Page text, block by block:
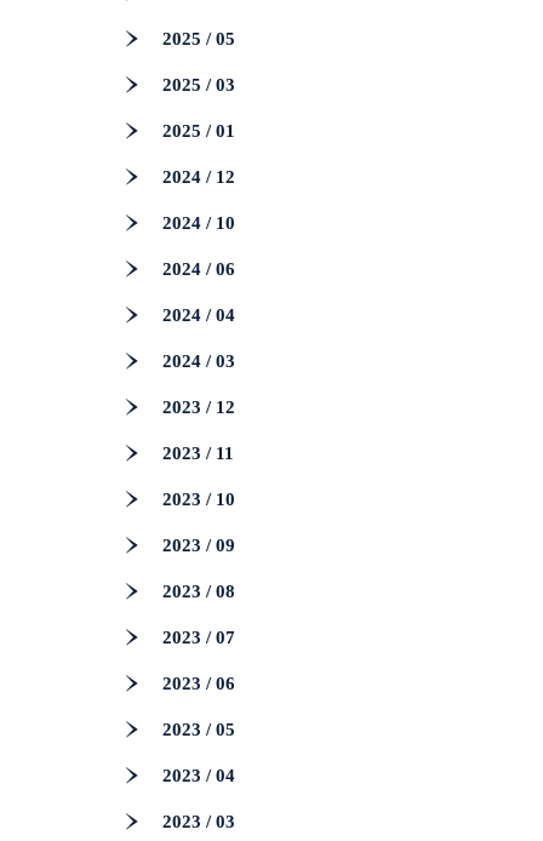
2025 / 05
2025 / 03
2025 / 01
2024 / 12
2024 / 10
2024 / 06
2024 / 04
2024 / 03
2023 / 12
2023 / 11
2023 / 10
2023 / 09
2023 / 08
2023 / 07
2023 / 06
2023 / 05
2023 / 04
2023 / 03